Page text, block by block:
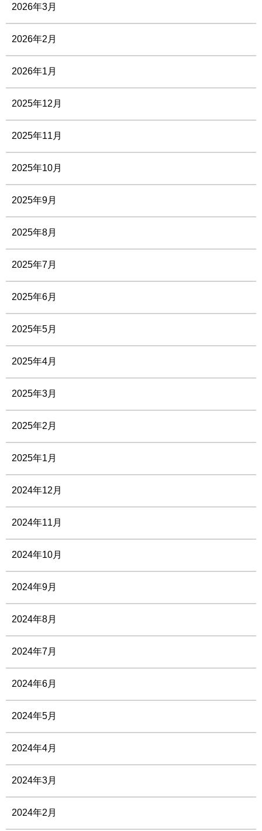
2026年3月
2026年2月
2026年1月
2025年12月
2025年11月
2025年10月
2025年9月
2025年8月
2025年7月
2025年6月
2025年5月
2025年4月
2025年3月
2025年2月
2025年1月
2024年12月
2024年11月
2024年10月
2024年9月
2024年8月
2024年7月
2024年6月
2024年5月
2024年4月
2024年3月
2024年2月